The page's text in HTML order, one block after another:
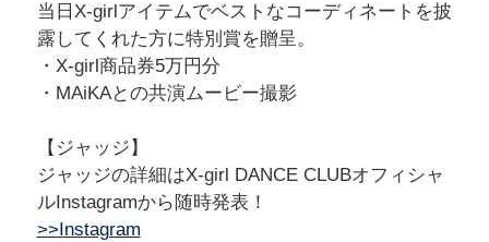
当日X-girlアイテムでベストなコーディネートを披
露してくれた方に特別賞を贈呈。
・X-girl商品券5万円分
・MAiKAとの共演ムービー撮影
【ジャッジ】
ジャッジの詳細はX-girl DANCE CLUBオフィシャ
ルInstagramから随時発表！
>>Instagram